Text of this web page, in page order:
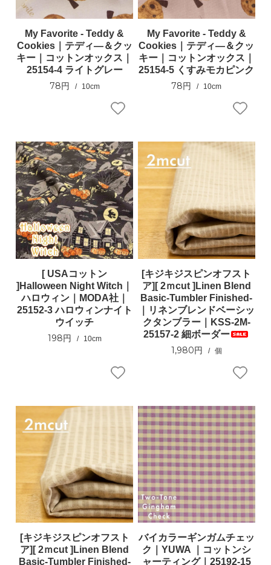
My Favorite - Teddy &
Cookies｜テディ―＆クッ
キー｜コットンオックス｜
25154-4 ライトグレー
78円 10cm
My Favorite - Teddy &
Cookies｜テディ―＆クッ
キー｜コットンオックス｜
25154-5 くすみモカピンク
78円 10cm
[ USAコットン
]Halloween Night Witch｜
ハロウィン｜MODA社｜
25152-3 ハロウィンナイト
ウイッチ
198円 10cm
[キジキジスピンオフスト
ア][ 2ｍcut ]Linen Blend
Basic-Tumbler Finished-
｜リネンブレンドベーシッ
クタンブラー｜KSS-2M-
25157-2 細ボーダー
1,980円 個
[キジキジスピンオフスト
ア][ 2ｍcut ]Linen Blend
Basic-Tumbler Finished-
バイカラーギンガムチェッ
ク｜YUWA ｜コットンシ
ャーティング｜25192-15